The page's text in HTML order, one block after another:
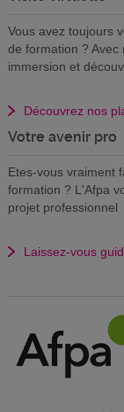
Vous avez toujours
de formation ? Avec
immersion et
Découvrez nos
Votre avenir pro
Etes-vous vraiment
formation ? L'Afpa
projet professionnel
Laissez-vous